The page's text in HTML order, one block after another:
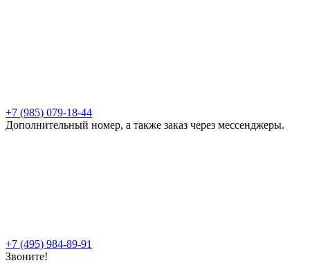
+7 (985) 079-18-44
Дополнительный номер, а также заказ через мессенджеры.
+7 (495) 984-89-91
Звоните!